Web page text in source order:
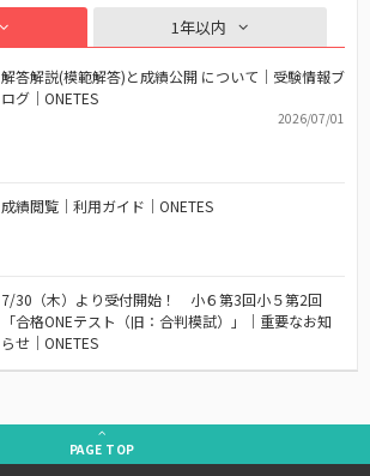
1年以内
解答解説(模範解答)と成績公開 について｜受験情報ブ
ログ｜ONETES
2026/07/01
成績閲覧｜利用ガイド｜ONETES
7/30（木）より受付開始！ 小６第3回小５第2回
「合格ONEテスト（旧：合判模試）」｜重要なお知
らせ｜ONETES
PAGE TOP